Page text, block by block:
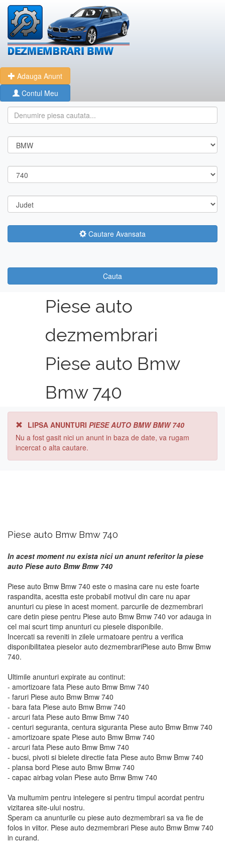
Adauga Anunt
Contul Meu
Cautare Avansata
Cauta
Piese auto
dezmembrari
Piese auto Bmw
Bmw 740
LIPSA ANUNTURI PIESE AUTO BMW BMW 740
Nu a fost gasit nici un anunt in baza de date, va rugam
incercat o alta cautare.
Piese auto Bmw Bmw 740
In acest moment nu exista nici un anunt referitor la piese
auto Piese auto Bmw Bmw 740
Piese auto Bmw Bmw 740 este o masina care nu este foarte
raspandita, acestta este probabil motivul din care nu apar
anunturi cu piese in acest moment. parcurile de dezmembrari
care detin piese pentru Piese auto Bmw Bmw 740 vor adauga in
cel mai scurt timp anunturi cu piesele disponibile.
Incercati sa reveniti in zilele urmatoare pentru a verifica
disponibilitatea pieselor auto dezmembrariPiese auto Bmw Bmw
740.
Ultimile anunturi expirate au continut:
- amortizoare fata Piese auto Bmw Bmw 740
- faruri Piese auto Bmw Bmw 740
- bara fata Piese auto Bmw Bmw 740
- arcuri fata Piese auto Bmw Bmw 740
- centuri seguranta, centura siguranta Piese auto Bmw Bmw 740
- amortizoare spate Piese auto Bmw Bmw 740
- arcuri fata Piese auto Bmw Bmw 740
- bucsi, pivoti si bielete directie fata Piese auto Bmw Bmw 740
- plansa bord Piese auto Bmw Bmw 740
- capac airbag volan Piese auto Bmw Bmw 740
Va multumim pentru intelegere si pentru timpul acordat pentru
vizitarea site-ului nostru.
Speram ca anunturile cu piese auto dezmembrari sa va fie de
folos in viitor. Piese auto dezmembrari Piese auto Bmw Bmw 740
in curand.